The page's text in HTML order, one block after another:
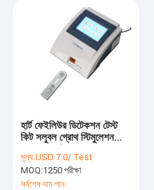
হার্ট ফেইলিউর ডিটেকশন টেস্ট
কিট সলুবল গ্রোথ স্টিমুলেশন
মূল্য:USD 7.0/ Test
MOQ:1250 পরীক্ষা
সর্বশেষ দাম পান